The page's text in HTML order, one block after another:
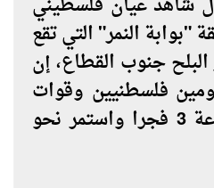
"بوابة النمر" التي تقع
جنوب القطاع، إن
فلسطنيين وقوات
جيش الاحتلال الساعة 3 فجرا واستمر نحو